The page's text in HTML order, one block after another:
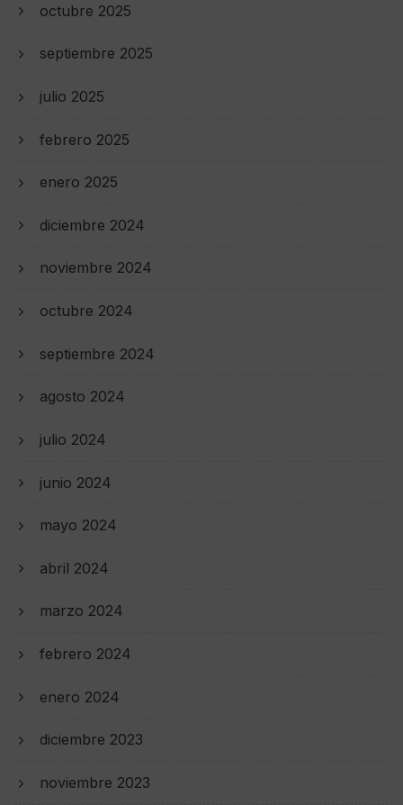
octubre 2025
septiembre 2025
julio 2025
febrero 2025
enero 2025
diciembre 2024
noviembre 2024
octubre 2024
septiembre 2024
agosto 2024
julio 2024
junio 2024
mayo 2024
abril 2024
marzo 2024
febrero 2024
enero 2024
diciembre 2023
noviembre 2023